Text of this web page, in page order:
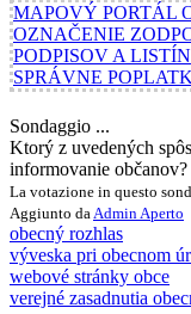
MAPOVÝ PORTÁL
OZNAČENIE
PODPISOV A LISTÍN
SPRÁVNE
Sondaggio ...
Ktorý z uvedených
informovanie občanov?
La votazione in questo
Aggiunto da Admin Aperto
obecný rozhlas
výveska pri obecnom
webové stránky obce
verejné zasadnutia